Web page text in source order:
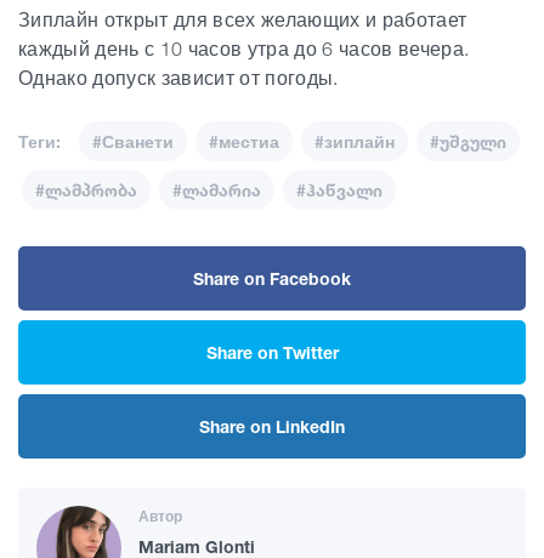
Зиплайн открыт для всех желающих и работает
каждый день с 10 часов утра до 6 часов вечера.
Однако допуск зависит от погоды.
Теги: #Сванети #местиа #зиплайн #უშგული
#ლამპრობა #ლამარია #ჰაწვალი
Share on Facebook
Share on Twitter
Share on LinkedIn
Автор
Mariam Glonti